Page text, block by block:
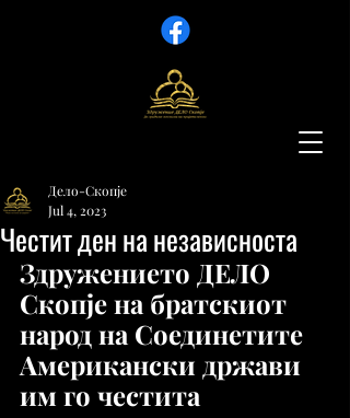
Честит ден на независноста
Дело-Скопје
Jul 4, 2023
Здружението ДЕЛО
Скопје на братскиот
народ на Соединетите
Американски држави
им го честита